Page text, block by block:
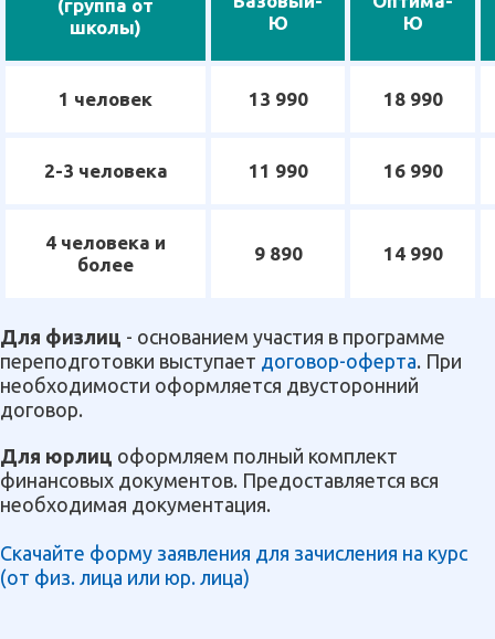
(группа от
школы)
Ю
Ю
1 человек 13 990 18 990
2-3 человека 11 990 16 990
4 человека и
более
9 890 14 990
Для физлиц - основанием участия в программе
переподготовки выступает договор-оферта. При
необходимости оформляется двусторонний
договор.
Для юрлиц оформляем полный комплект
финансовых документов. Предоставляется вся
необходимая документация.
Скачайте форму заявления для зачисления на курс
(от физ. лица или юр. лица)